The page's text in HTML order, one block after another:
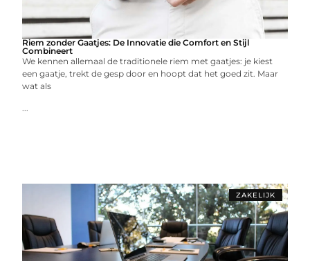
Riem zonder Gaatjes: De Innovatie die Comfort en Stijl
Combineert
We kennen allemaal de traditionele riem met gaatjes: je kiest
een gaatje, trekt de gesp door en hoopt dat het goed zit. Maar
wat als
...
ZAKELIJK